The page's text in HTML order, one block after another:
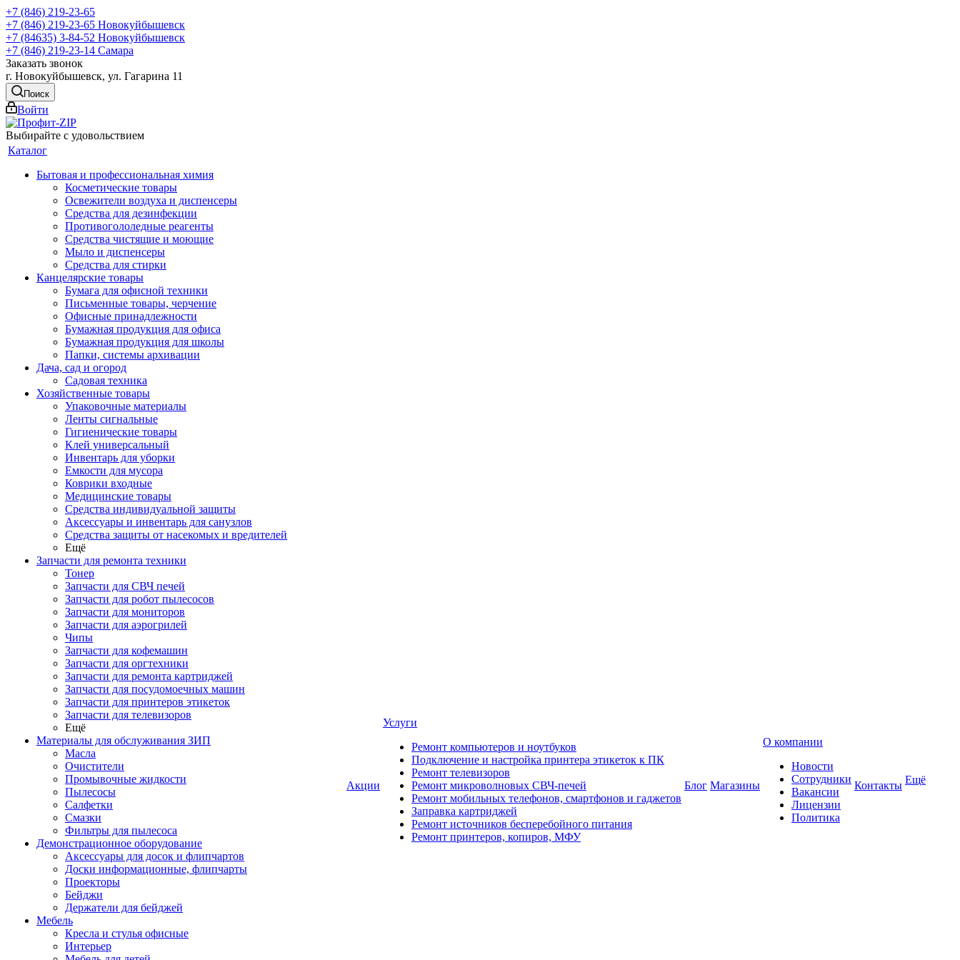
+7 (846) 219-23-65
+7 (846) 219-23-65 Новокуйбышевск
+7 (84635) 3-84-52 Новокуйбышевск
+7 (846) 219-23-14 Самара
Заказать звонок
г. Новокуйбышевск, ул. Гагарина 11
Поиск
Войти
Выбирайте с удовольствием
Каталог
Бытовая и профессиональная химия
Косметические товары
Освежители воздуха и диспенсеры
Средства для дезинфекции
Противогололедные реагенты
Средства чистящие и моющие
Мыло и диспенсеры
Средства для стирки
Канцелярские товары
Бумага для офисной техники
Письменные товары, черчение
Офисные принадлежности
Бумажная продукция для офиса
Бумажная продукция для школы
Папки, системы архивации
Дача, сад и огород
Садовая техника
Хозяйственные товары
Упаковочные материалы
Ленты сигнальные
Гигиенические товары
Клей универсальный
Инвентарь для уборки
Емкости для мусора
Коврики входные
Медицинские товары
Средства индивидуальной защиты
Аксессуары и инвентарь для санузлов
Средства защиты от насекомых и вредителей
Ещё
Запчасти для ремонта техники
Тонер
Запчасти для СВЧ печей
Запчасти для робот пылесосов
Запчасти для мониторов
Запчасти для аэрогрилей
Чипы
Запчасти для кофемашин
Запчасти для оргтехники
Запчасти для ремонта картриджей
Запчасти для посудомоечных машин
Запчасти для принтеров этикеток
Запчасти для телевизоров
Ещё
Материалы для обслуживания ЗИП
Масла
Очистители
Промывочные жидкости
Пылесосы
Салфетки
Смазки
Фильтры для пылесоса
Демонстрационное оборудование
Аксессуары для досок и флипчартов
Доски информационные, флипчарты
Проекторы
Бейджи
Держатели для бейджей
Мебель
Кресла и стулья офисные
Интерьер
Акции
Услуги
Ремонт компьютеров и ноутбуков
Подключение и настройка принтера этикеток к ПК
Ремонт телевизоров
Ремонт микроволновых СВЧ-печей
Ремонт мобильных телефонов, смартфонов и гаджетов
Заправка картриджей
Ремонт источников бесперебойного питания
Ремонт принтеров, копиров, МФУ
Блог Магазины
О компании
Новости
Сотрудники
Вакансии
Лицензии
Политика
Контакты Ещё